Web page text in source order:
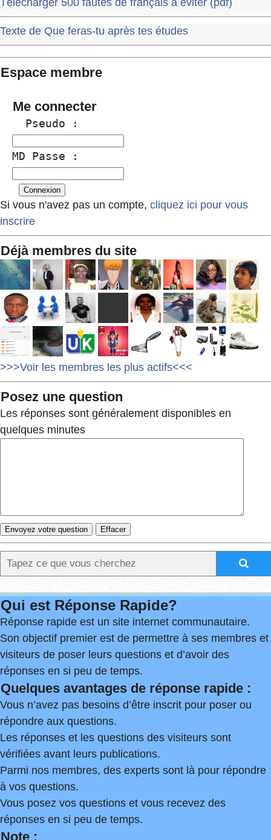
Texte de Que feras-tu après tes études
Espace membre
Me connecter
  Pseudo :
MD Passe :
Si vous n'avez pas un compte, cliquez ici pour vous
inscrire
Déjà membres du site
>>>Voir les membres les plus actifs<<<
Posez une question
Les réponses sont généralement disponibles en
quelques minutes
Qui est Réponse Rapide?
Réponse rapide est un site internet communautaire.
Son objectif premier est de permettre à ses membres et
visiteurs de poser leurs questions et d’avoir des
réponses en si peu de temps.
Quelques avantages de réponse rapide :
Vous n’avez pas besoins d’être inscrit pour poser ou
répondre aux questions.
Les réponses et les questions des visiteurs sont
vérifiées avant leurs publications.
Parmi nos membres, des experts sont là pour répondre
à vos questions.
Vous posez vos questions et vous recevez des
réponses en si peu de temps.
Note :